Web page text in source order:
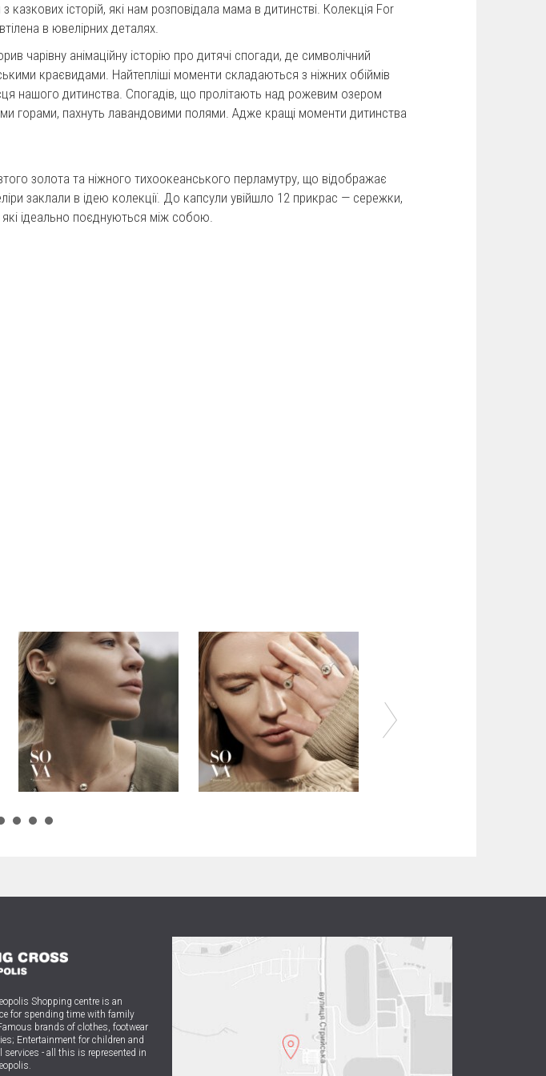
казкових історій, які нам розповідала мама в дитинстві. Колекція For
в ювелірних деталях.
чарівну анімаційну історію про дитячі спогади, де символічний
краєвидами. Найтепліші моменти складаються з ніжних обіймів
нашого дитинства. Спогадів, що пролітають над рожевим озером
горами, пахнуть лавандовими полями. Адже кращі моменти дитинства
золота та ніжного тихоокеанського перламутру, що відображає
заклали в ідею колекції. До капсули увійшло 12 прикрас — сережки,
які ідеально поєднуються між собою.
Shopping centre is an
for spending time with family
brands of clothes, footwear
Entertainment for children and
- all this is represented in